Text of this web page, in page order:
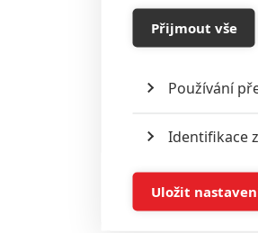
Přijmout vše
Používání
Identifikace
Ukládání a/
Uložit